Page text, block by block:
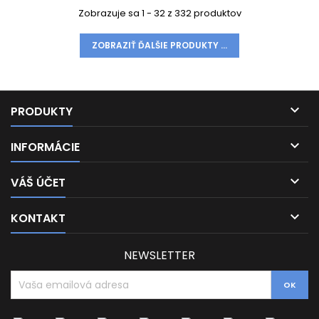
Zobrazuje sa 1 - 32 z 332 produktov
ZOBRAZIŤ ĎALŠIE PRODUKTY ...
PRODUKTY 
INFORMÁCIE 
VÁŠ ÚČET 
KONTAKT 
NEWSLETTER